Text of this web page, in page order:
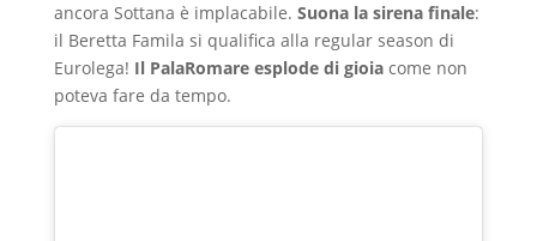
ancora Sottana è implacabile. Suona la sirena finale:
il Beretta Famila si qualifica alla regular season di
Eurolega! Il PalaRomare esplode di gioiacome non
poteva fare da tempo.